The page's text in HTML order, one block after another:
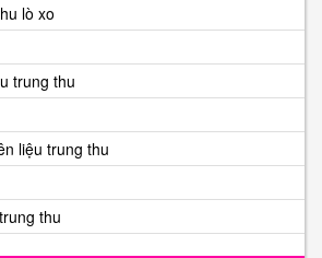
lò xo
trung thu
liệu trung thu
thu